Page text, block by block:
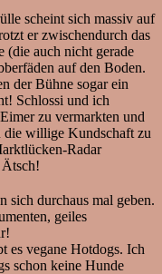
scheint sich massiv auf
er zwischendurch das
(die auch nicht gerade
auf den Boden.
der Bühne sogar ein
Schlossi und ich
zu vermarkten und
willige Kundschaft zu
Radar
Ätsch!
sich durchaus mal geben.
geiles
es vegane Hotdogs. Ich
schon keine Hunde